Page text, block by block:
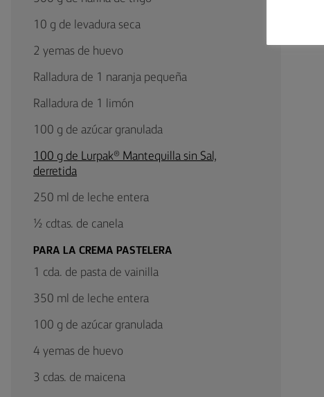
10 g de levadura seca
2 yemas de huevo
Ralladura de 1 naranja pequeña
Ralladura de 1 limón
100 g de azúcar granulada
100 g de Lurpak® Mantequilla sin Sal,
derretida
250 ml de leche entera
½ cdtas. de canela
PARA LA CREMA PASTELERA
1 cda. de pasta de vainilla
350 ml de leche entera
100 g de azúcar granulada
4 yemas de huevo
3 cdas. de maicena